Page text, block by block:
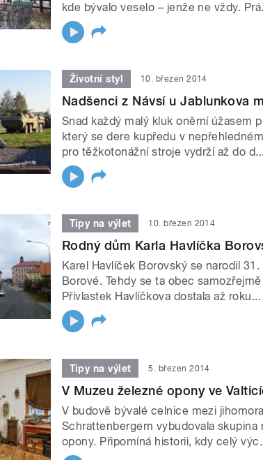
kde bývalo veselo – jenže ne vždy.
Životní styl 10. březen 2014
Nadšenci z Návsí u Jablunkova
Snad každý malý kluk oněmí úžasem
který se dere kupředu v
pro těžkotonážní stroje vydrží až do d...
Tipy na výlet 10. březen 2014
Rodný dům Karla Havlíčka
Karel Havlíček Borovský se narodil
Borové. Tehdy se ta obec
Přívlastek Havlíčkova dostala až roku...
Tipy na výlet 5. březen 2014
V Muzeu železné opony ve
V budově bývalé celnice mezi
Schrattenbergem vybudovala
opony. Připomíná historii, kdy celý